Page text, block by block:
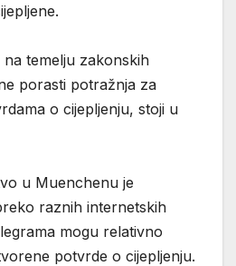
na temelju zakonskih
porasti potražnja za
o cijepljenju, stoji u
u Muenchenu je
raznih internetskih
mogu relativno
potvrde o cijepljenju.